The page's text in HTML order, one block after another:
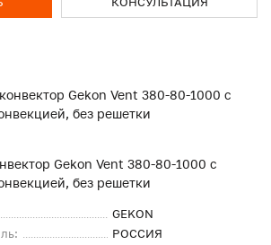
Gekon Vent 380-80-1000 с
без решетки
GEKON
РОССИЯ